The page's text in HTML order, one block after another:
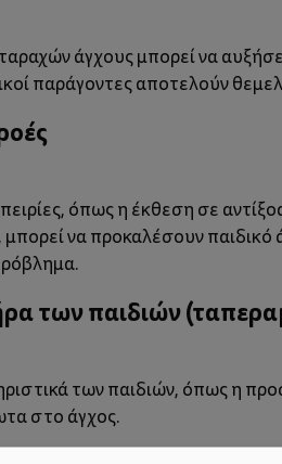
άγχους μπορεί να
παράγοντες αποτελούν
όπως η έκθεση σε
να προκαλέσουν παιδικό
των παιδιών
των παιδιών, όπως η
στο άγχος.